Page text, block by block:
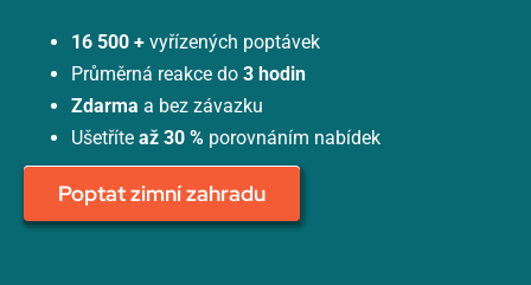
16 500 + vyřízených poptávek
Průměrná reakce do 3 hodin
Zdarma a bez závazku
Ušetříte až 30 %porovnáním nabídek
Poptat zimní zahradu